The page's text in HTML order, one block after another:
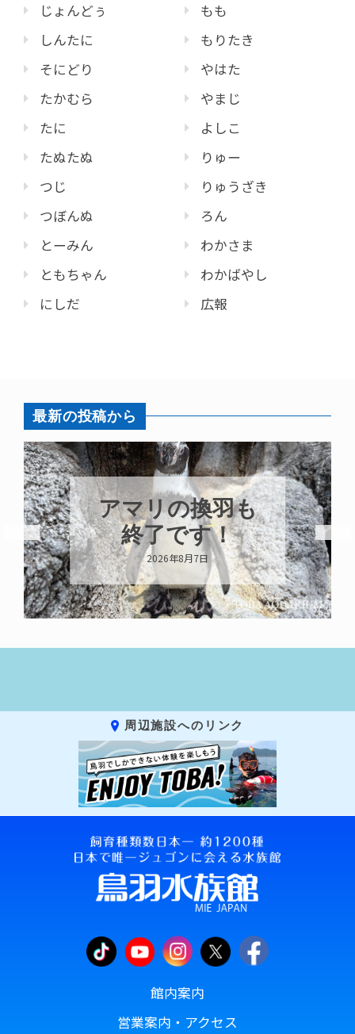
じょんどぅ
しんたに
そにどり
たかむら
たに
たぬたぬ
つじ
つぼんぬ
とーみん
ともちゃん
にしだ
もも
もりたき
やはた
やまじ
よしこ
りゅー
りゅうざき
ろん
わかさま
わかばやし
広報
最新の投稿から
トビウオ幼魚展
示中！
2026年8月6日
周辺施設へのリンク
館内案内
営業案内・アクセス